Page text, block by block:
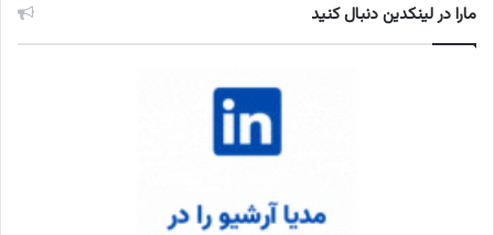
مارا در لینکدین دنبال کنید